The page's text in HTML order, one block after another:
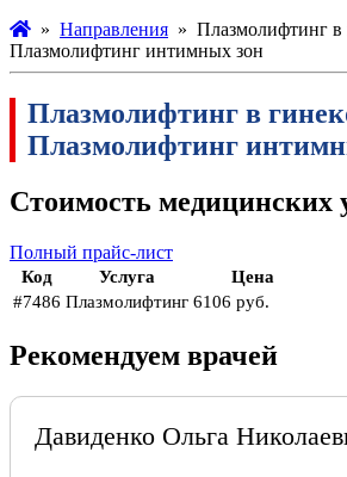
» Направления » Плазмолифтинг в
Плазмолифтинг интимных зон
Плазмолифтинг в
Плазмолифтинг
Стоимость медицинских
Полный прайс-лист
Код Услуга
Цена
#7486 Плазмолифтинг 6106 руб.
Рекомендуем врачей
Давиденко Ольга